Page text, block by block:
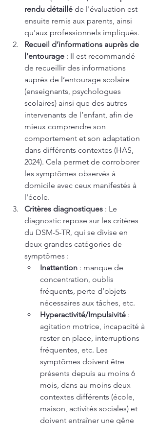
rendu détaillé de l'évaluation est
ensuite remis aux parents, ainsi
qu'aux professionnels impliqués.
Recueil d’informations auprès de
l’entourage : Il est recommandé
de recueillir des informations
auprès de l’entourage scolaire
(enseignants, psychologues
scolaires) ainsi que des autres
intervenants de l’enfant, afin de
mieux comprendre son
comportement et son adaptation
dans différents contextes (HAS,
2024). Cela permet de corroborer
les symptômes observés à
domicile avec ceux manifestés à
l'école.
Critères diagnostiques : Le
diagnostic repose sur les critères
du DSM-5-TR, qui se divise en
deux grandes catégories de
symptômes :
Inattention : manque de
concentration, oublis
fréquents, perte d’objets
nécessaires aux tâches, etc.
Hyperactivité/Impulsivité :
agitation motrice, incapacité à
rester en place, interruptions
fréquentes, etc. Les
symptômes doivent être
présents depuis au moins 6
mois, dans au moins deux
contextes différents (école,
maison, activités sociales) et
doivent entraîner une gêne